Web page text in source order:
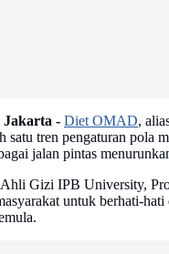
Jakarta - Diet OMAD,
satu tren pengaturan pola
jalan pintas
Gizi IPB University,
untuk berhati-